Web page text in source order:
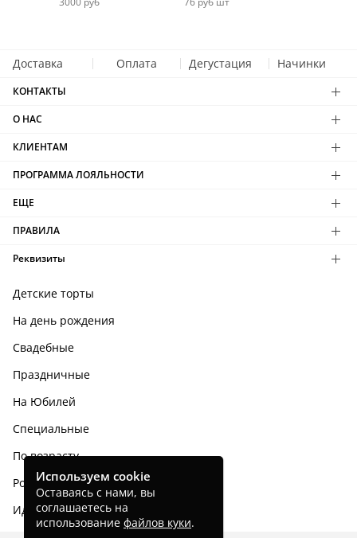
Доставка Оплата Дегустация Начинки
КОНТАКТЫ
О НАС
КЛИЕНТАМ
ПРОГРАММА ЛОЯЛЬНОСТИ
ЕЩЕ
ПРАВИЛА
Реквизиты
Детские торты
На день рождения
Свадебные
Праздничные
На Юбилей
Специальные
По возрасту
Родным и близким
Идеи тортов
Используем cookie
Оставаясь с нами, вы
соглашаетесь на
использование файлов куки.